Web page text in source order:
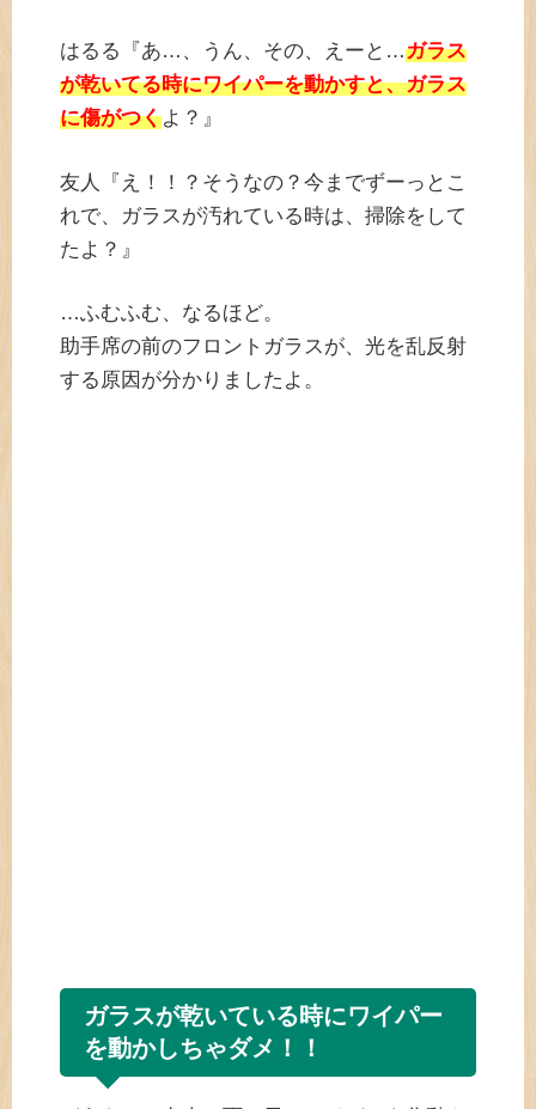
はるる『あ…、うん、その、えーと…ガラス
が乾いてる時にワイパーを動かすと、ガラス
に傷がつくよ？』
友人『え！！？そうなの？今までずーっとこ
れで、ガラスが汚れている時は、掃除をして
たよ？』
…ふむふむ、なるほど。
助手席の前のフロントガラスが、光を乱反射
する原因が分かりましたよ。
ガラスが乾いている時にワイパー
を動かしちゃダメ！！